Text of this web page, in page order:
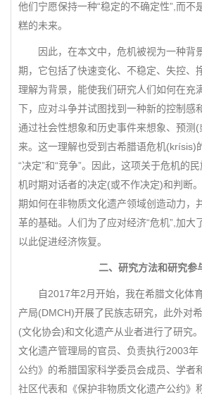
他们宁愿保持一种“稳定的不确定性”,而不
糕的未来。
因此，在本文中，危机被视为一种背
期，它包括了快速变化、不稳定、失控、
理解为背景，能使我们研究人们如何在充
下，应对斗争并试图找到一种新的控制感
通过社会性想象和历史事件来想象、预测
来。这一理解也受到古希腊语危机(krísis)
“决定”和“竞争”。因此，这项关于危机的
机时期对话者的决定(或不作决定)和判断
期如何在非物质文化遗产领域创造动力，
革的基础。人们为了应对经济“危机”,加大
以此促进经济恢复。
二、研究方法和研究参
自2017年2月开始，我在希腊文化体
产局(DMCH)开展了民族志研究，此外对
(文化协会)和文化遗产从业者进行了研究
文化遗产管理局的官员、负责执行2003年
公约》的希腊国家科学委员会成员、学者
社区代表和《保护非物质文化遗产公约》